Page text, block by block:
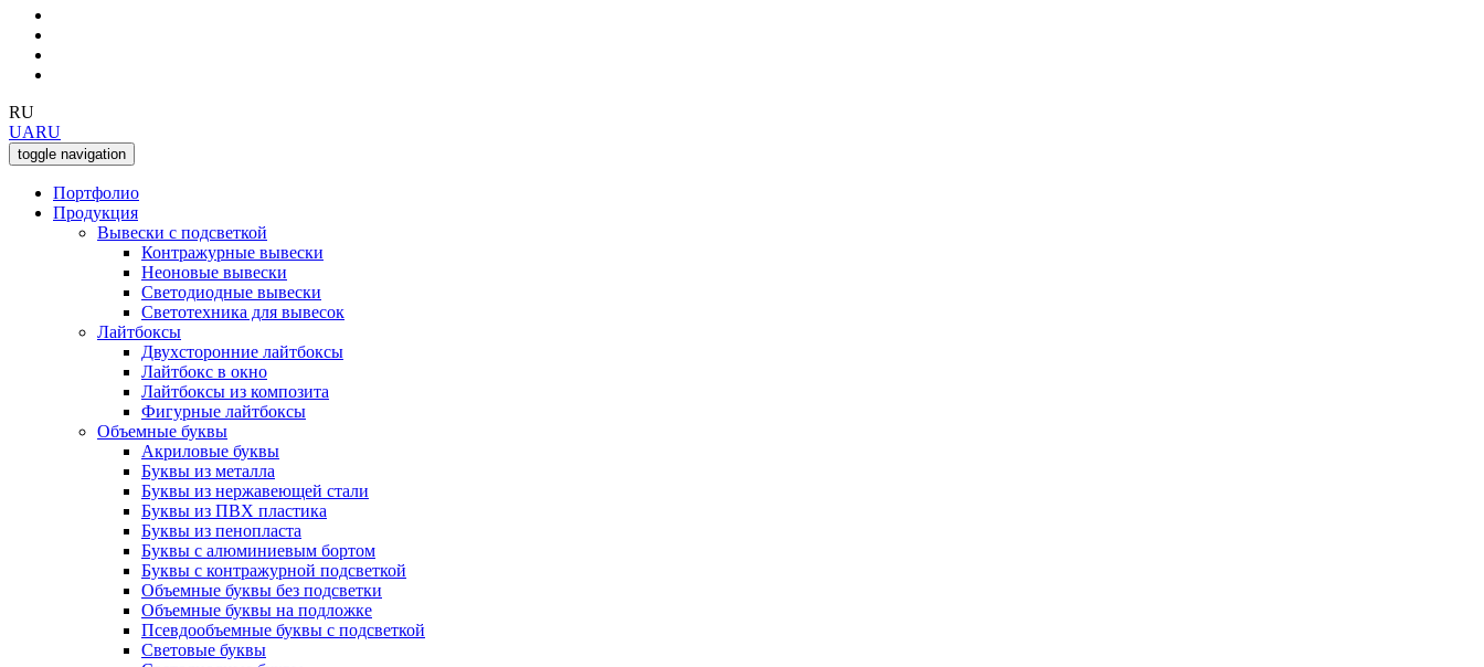
RU
UARU
toggle navigation
Портфолио
Продукция
Вывески с подсветкой
Контражурные вывески
Неоновые вывески
Светодиодные вывески
Светотехника для вывесок
Лайтбоксы
Двухсторонние лайтбоксы
Лайтбокс в окно
Лайтбоксы из композита
Фигурные лайтбоксы
Объемные буквы
Акриловые буквы
Буквы из металла
Буквы из нержавеющей стали
Буквы из ПВХ пластика
Буквы из пенопласта
Буквы с алюминиевым бортом
Буквы с контражурной подсветкой
Объемные буквы без подсветки
Объемные буквы на подложке
Псевдообъемные буквы с подсветкой
Световые буквы